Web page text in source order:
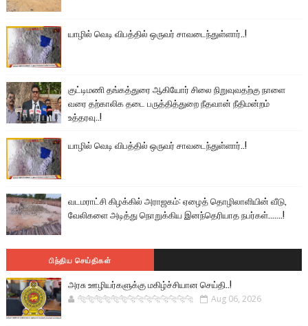
யாழில் வெடி விபத்தில் ஒருவர் சாவடைந்துள்ளார்..!
குட்டிமணி தங்கத்துரை ஆகியோர் சிலை நிறுவுவதற்கு நாளை
வரை தற்காலிக தடை பருத்தித்துறை நீதவான் நீதிமன்றம்
உத்தரவு..!
யாழில் வெடி விபத்தில் ஒருவர் சாவடைந்துள்ளார்..!
வடமராட்சி கிழக்கில் அராஜகம்: ஏழைத் தொழிலாளியின் வீடு,
வேலிகளை அடித்து நொறுக்கிய இனந்தெரியாத நபர்கள்.......!
பிந்திய செய்திகள்
அரசு ஊழியர்களுக்கு மகிழ்ச்சியான செய்தி..!
🐅🐅🐅🐅🐅🐅🐆🐆🐆🐆🐆🐆🐆🐆 Aug 06, 2026